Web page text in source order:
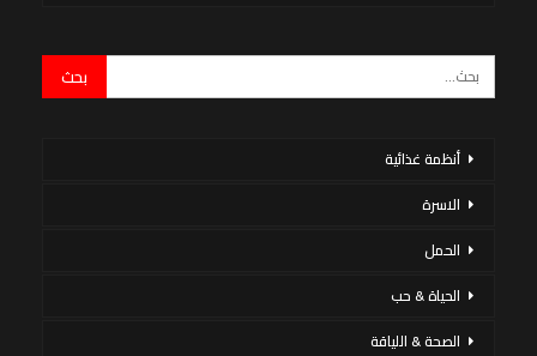
أنظمة غذائية
الاسرة
الحمل
الحياة & حب
الصحة & اللياقة